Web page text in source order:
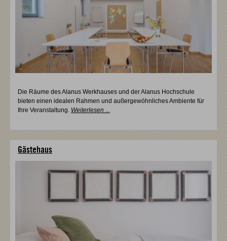
Die Räume des Alanus Werkhauses und der Alanus Hochschule
bieten einen idealen Rahmen und außergewöhnliches Ambiente für
Ihre Veranstaltung. Weiterlesen ...
Gästehaus